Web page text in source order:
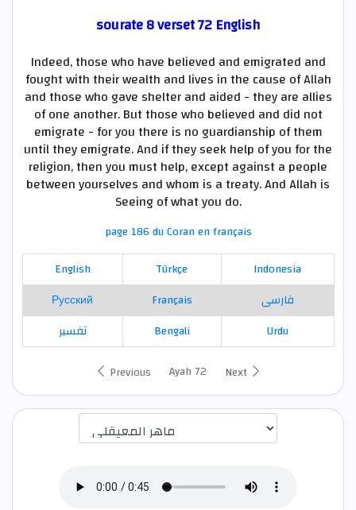
sourate 8 verset 72 English
Indeed, those who have believed and emigrated and
fought with their wealth and lives in the cause of Allah
and those who gave shelter and aided - they are allies
of one another. But those who believed and did not
emigrate - for you there is no guardianship of them
until they emigrate. And if they seek help of you for the
religion, then you must help, except against a people
between yourselves and whom is a treaty. And Allah is
Seeing of what you do.
page 186 du Coran en français
English
Türkçe
Indonesia
Русский
Français
فارسی
تفسير
Bengali
Urdu
Previous
Ayah 72 Next